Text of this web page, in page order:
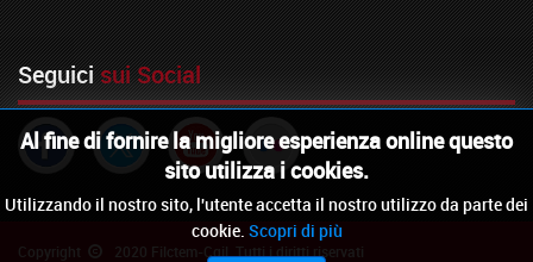
Al fine di fornire la migliore esperienza online questo
sito utilizza i cookies.
Utilizzando il nostro sito, l'utente accetta il nostro utilizzo da parte dei
cookie. Scopri di più
Seguicisui Social
Copyright 2020 Filctem-Cgil. Tutti i diritti riservati